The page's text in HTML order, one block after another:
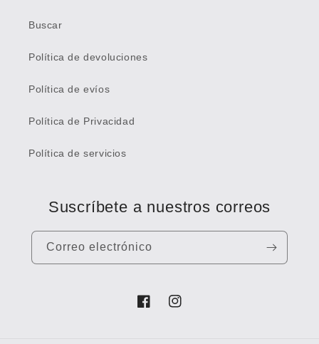
Buscar
Política de devoluciones
Política de evíos
Política de Privacidad
Política de servicios
Suscríbete a nuestros correos
Correo electrónico
FacebookInstagram